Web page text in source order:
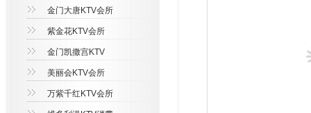
金门大唐KTV会所
紫金花KTV会所
金门凯撒宫KTV
美丽会KTV会所
万紫千红KTV会所